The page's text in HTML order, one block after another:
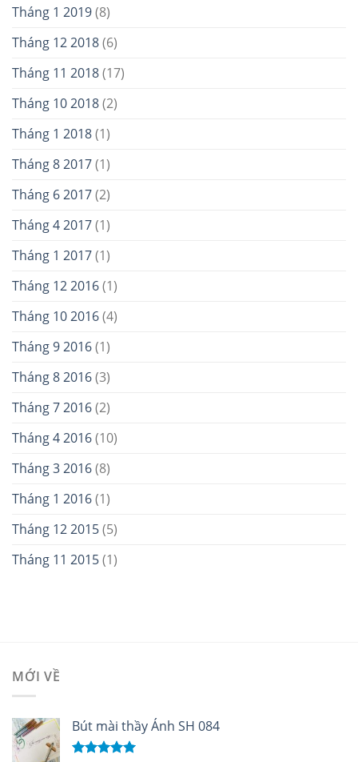
Tháng 1 2019(8)
Tháng 12 2018(6)
Tháng 11 2018(17)
Tháng 10 2018(2)
Tháng 1 2018(1)
Tháng 8 2017(1)
Tháng 6 2017(2)
Tháng 4 2017(1)
Tháng 1 2017(1)
Tháng 12 2016(1)
Tháng 10 2016(4)
Tháng 9 2016(1)
Tháng 8 2016(3)
Tháng 7 2016(2)
Tháng 4 2016(10)
Tháng 3 2016(8)
Tháng 1 2016(1)
Tháng 12 2015(5)
Tháng 11 2015(1)
MỚI VỀ
Bút mài thầy Ánh SH 084